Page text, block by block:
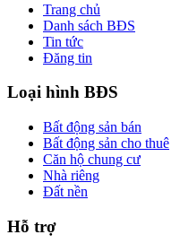
Trang chủ
Danh sách BĐS
Tin tức
Đăng tin
Loại hình BĐS
Bất động sản bán
Bất động sản cho thuê
Căn hộ chung cư
Nhà riêng
Đất nền
Hỗ trợ